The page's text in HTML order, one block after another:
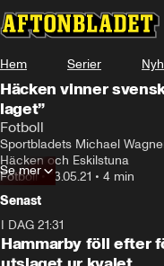
Hem Serier
Häcken vinner
laget”
Fotboll
Sportbladets Michael
Häcken och Eskilstuna
Fotboll•13.05.21 • 4 min
Se mer
Senast
I DAG 21:31
Hammarby föll efter